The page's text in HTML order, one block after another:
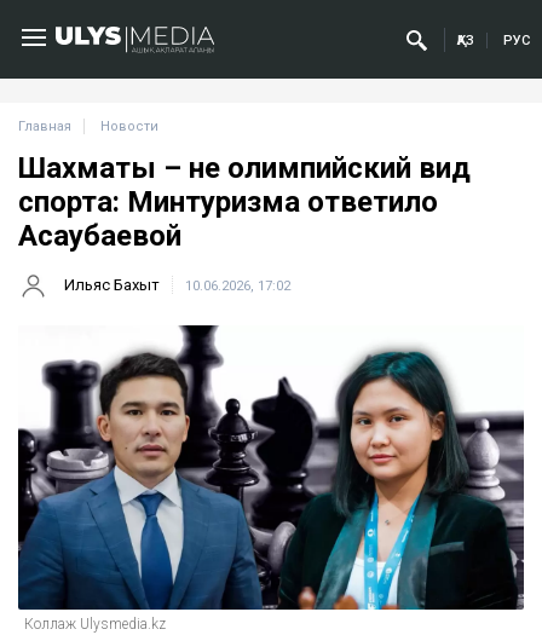
ҚАЗ РУС
Главная Новости
Шахматы – не олимпийский вид
спорта: Минтуризма ответило
Асаубаевой
Ильяс Бахыт 10.06.2026, 17:02
Коллаж Ulysmedia.kz